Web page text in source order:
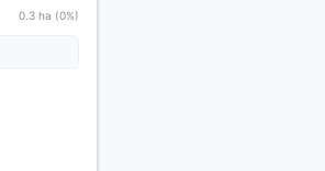
0.3 ha (0%)